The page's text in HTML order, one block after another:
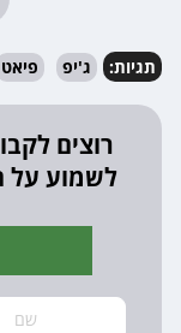
תגיות: ג'יפ פיאט
רוצים
לשמוע על